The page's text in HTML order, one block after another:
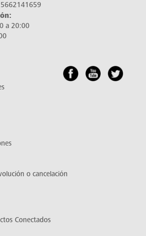
a 20:00
o cancelación
Conectados